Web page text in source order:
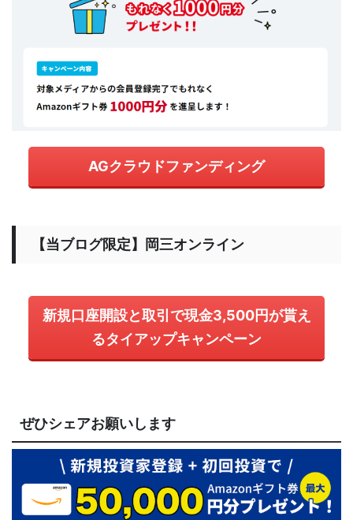
AGクラウドファンディング
【当ブログ限定】岡三オンライン
新規口座開設と取引で現金3,500円が貰え
るタイアップキャンペーン
ぜひシェアお願いします